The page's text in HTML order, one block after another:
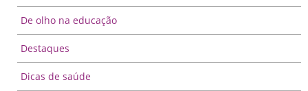
De olho na educação
Destaques
Dicas de saúde